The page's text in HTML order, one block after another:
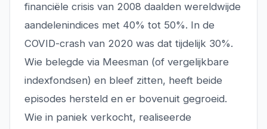
financiële crisis van 2008 daalden wereldwijde
aandelenindices met 40% tot 50%. In de
COVID-crash van 2020 was dat tijdelijk 30%.
Wie belegde via Meesman (of vergelijkbare
indexfondsen) en bleef zitten, heeft beide
episodes hersteld en er bovenuit gegroeid.
Wie in paniek verkocht, realiseerde